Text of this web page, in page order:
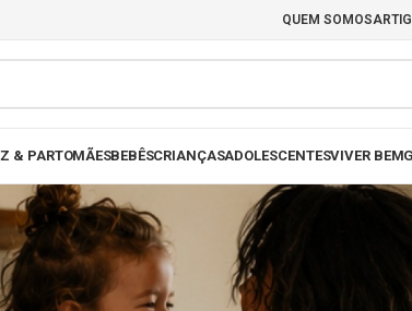
QUEM SOMOS
& PARTOMÃESBEBÊSCRIANÇASADOLESCENTESVIVER BEM